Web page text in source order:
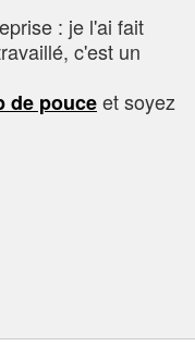
: je l'ai fait
c'est un
de pouceet soyez